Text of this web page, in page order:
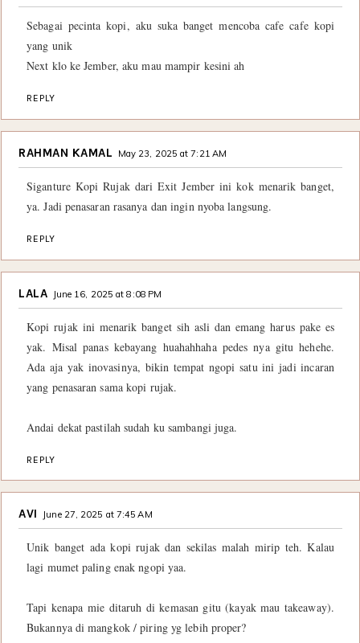
Sebagai pecinta kopi, aku suka banget mencoba cafe cafe kopi
yang unik
Next klo ke Jember, aku mau mampir kesini ah
REPLY
RAHMAN KAMAL May 23, 2025 at 7:21 AM
Siganture Kopi Rujak dari Exit Jember ini kok menarik banget,
ya. Jadi penasaran rasanya dan ingin nyoba langsung.
REPLY
LALA June 16, 2025 at 8:08 PM
Kopi rujak ini menarik banget sih asli dan emang harus pake es
yak. Misal panas kebayang huahahhaha pedes nya gitu hehehe.
Ada aja yak inovasinya, bikin tempat ngopi satu ini jadi incaran
yang penasaran sama kopi rujak.
Andai dekat pastilah sudah ku sambangi juga.
REPLY
AVI June 27, 2025 at 7:45 AM
Unik banget ada kopi rujak dan sekilas malah mirip teh. Kalau
lagi mumet paling enak ngopi yaa.
Tapi kenapa mie ditaruh di kemasan gitu (kayak mau takeaway).
Bukannya di mangkok / piring yg lebih proper?